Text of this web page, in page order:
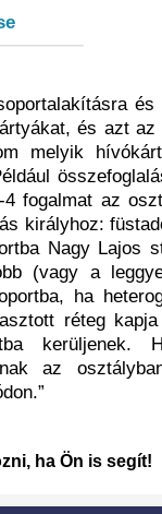
és
és azt
melyik
fogalmat az
királyhoz:
Nagy Lajos
(vagy a
ha
réteg
kerüljenek.
az
ha Ön is segít!